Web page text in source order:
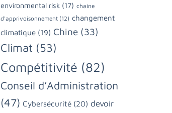
environmental risk (17) chaine
d'apprivoisonnement (12) changement
climatique (19) Chine (33)
Climat (53)
Compétitivité (82)
Conseil d’Administration
(47) Cybersécurité (20) devoir